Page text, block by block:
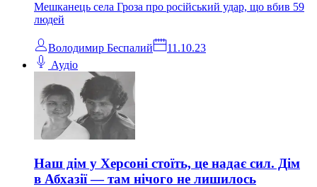
Мешканець села Гроза про російський удар, що вбив 59
людей
Володимир Беспалий
11.10.23
Аудіо
Наш дім у Херсоні стоїть, це надає сил. Дім
в Абхазії — там нічого не лишилось